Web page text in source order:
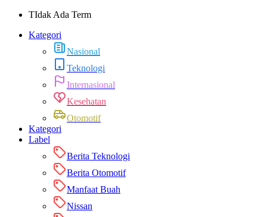
TIdak Ada Term
Kategori
Nasional
Teknologi
Internasional
Kesehatan
Otomotif
Kategori
Label
Berita Teknologi
Berita Otomotif
Manfaat Buah
Nissan